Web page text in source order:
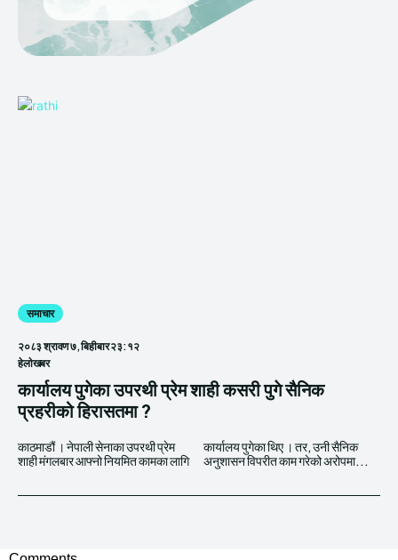
समाचार
२०८३ श्रावण ७, बिहीबार २३:१२
हेलाेखबर
कार्यालय पुगेका उपरथी प्रेम शाही कसरी पुगे सैनिक
प्रहरीको हिरासतमा ?
काठमाडौं । नेपाली सेनाका उपरथी प्रेम
शाही मंगलबार आफ्नो नियमित कामका लागि
कार्यालय पुगेका थिए । तर, उनी सैनिक
अनुशासन विपरीत काम गरेको अरोपमा...